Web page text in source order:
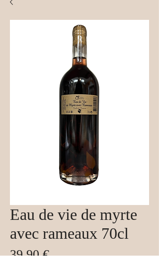
Eau de vie de myrte
avec rameaux 70cl
39,90 €Prix